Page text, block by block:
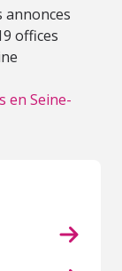
offices
en Seine-